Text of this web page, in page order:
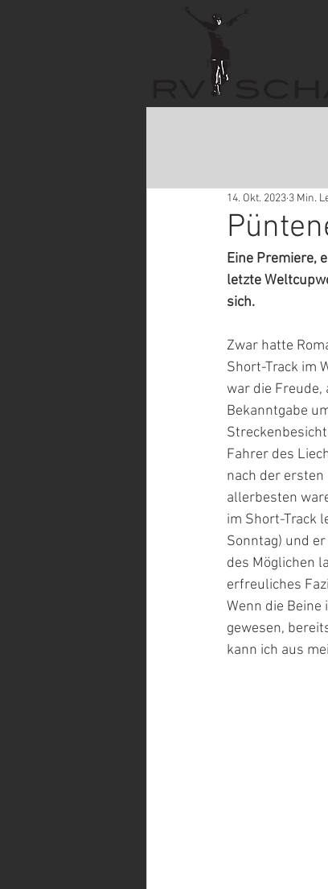
14. Okt. 2023 3 Min.
Eine Premiere,
letzte
sich.
Zwar hatte
Short-Track im
war die
Bekanntgabe
Fahrer des
nach der ersten
allerbesten
im Short-Track
Sonntag) und
des Möglichen
erfreuliches
Wenn die
gewesen,
kann ich aus